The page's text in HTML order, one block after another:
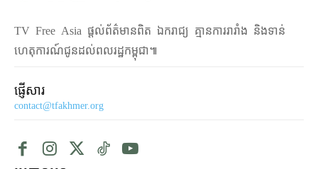
TV Free Asia ផ្ដល់ព័ត៌មានពិត ឯករាជ្យ គ្មានការរារាំង និងទាន់
ហេតុការណ៍ជូនដល់ពលរដ្ឋកម្ពុជា៕
ផ្ញើសារ
contact@tfakhmer.org